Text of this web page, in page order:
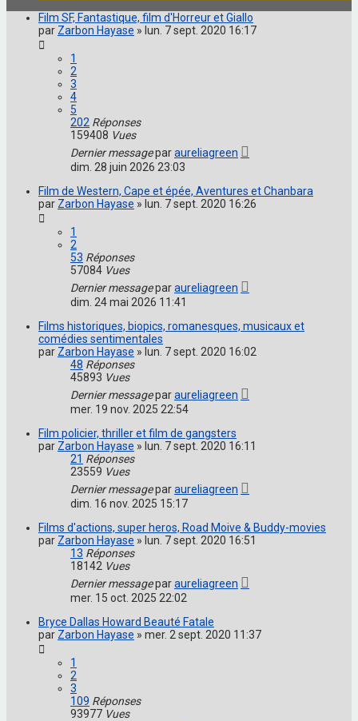
Film SF, Fantastique, film d'Horreur et Giallo
par Zarbon Hayase » lun. 7 sept. 2020 16:17
1
2
3
4
5
202 Réponses
159408 Vues
Dernier messageparaureliagreen
dim. 28 juin 2026 23:03
Film de Western, Cape et épée, Aventures et Chanbara
par Zarbon Hayase » lun. 7 sept. 2020 16:26
1
2
53 Réponses
57084 Vues
Dernier messageparaureliagreen
dim. 24 mai 2026 11:41
Films historiques, biopics, romanesques, musicaux et
comédies sentimentales
par Zarbon Hayase » lun. 7 sept. 2020 16:02
48 Réponses
45893 Vues
Dernier messageparaureliagreen
mer. 19 nov. 2025 22:54
Film policier, thriller et film de gangsters
par Zarbon Hayase » lun. 7 sept. 2020 16:11
21 Réponses
23559 Vues
Dernier messageparaureliagreen
dim. 16 nov. 2025 15:17
Films d'actions, super heros, Road Moive & Buddy-movies
par Zarbon Hayase » lun. 7 sept. 2020 16:51
13 Réponses
18142 Vues
Dernier messageparaureliagreen
mer. 15 oct. 2025 22:02
Bryce Dallas Howard Beauté Fatale
par Zarbon Hayase » mer. 2 sept. 2020 11:37
1
2
3
109 Réponses
93977 Vues